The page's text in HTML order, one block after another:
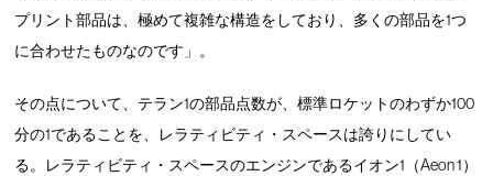
プリント部品は、極めて複雑な構造をしており、多くの部品を1つ
に合わせたものなのです」。
その点について、テラン1の部品点数が、標準ロケットのわずか100
分の1であることを、レラティビティ・スペースは誇りにしてい
る。レラティビティ・スペースのエンジンであるイオン1（Aeon 1）